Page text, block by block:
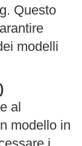
Questo
modelli
al
modello in